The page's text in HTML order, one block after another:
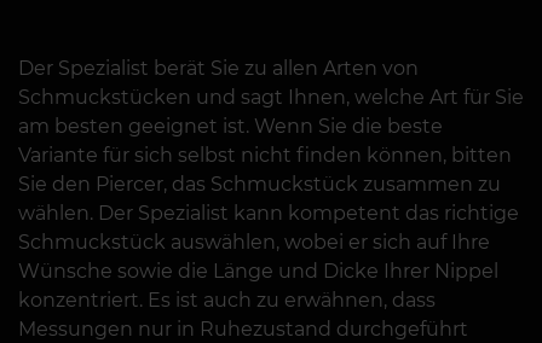
Der Spezialist berät Sie zu allen Arten von
Schmuckstücken und sagt Ihnen, welche Art für Sie
am besten geeignet ist. Wenn Sie die beste
Variante für sich selbst nicht finden können, bitten
Sie den Piercer, das Schmuckstück zusammen zu
wählen. Der Spezialist kann kompetent das richtige
Schmuckstück auswählen, wobei er sich auf Ihre
Wünsche sowie die Länge und Dicke Ihrer Nippel
konzentriert. Es ist auch zu erwähnen, dass
Messungen nur in Ruhezustand durchgeführt